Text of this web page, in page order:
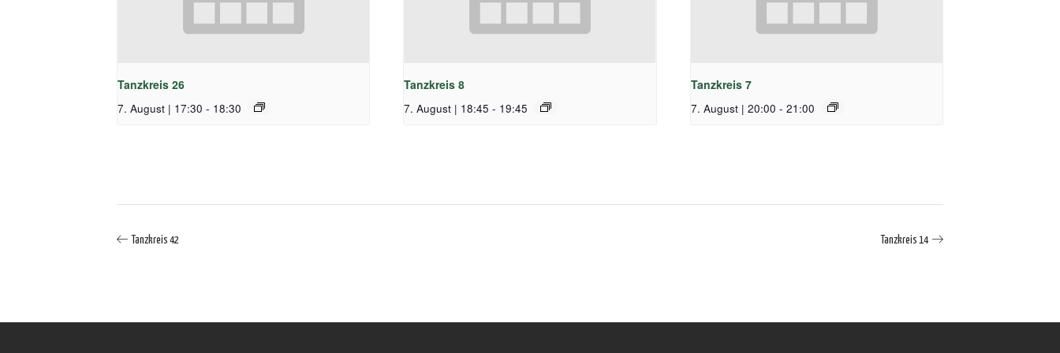
Tanzkreis 26
7. August | 17:30 - 18:30
Tanzkreis 8
7. August | 18:45 - 19:45
Tanzkreis 7
7. August | 20:00 - 21:00
Tanzkreis 42 Tanzkreis 14